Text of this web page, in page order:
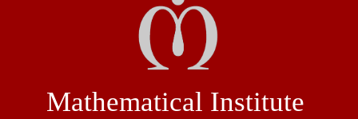
Mathematical Institute